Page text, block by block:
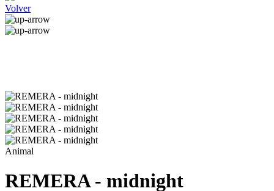
Volver
Animal
REMERA - midnight